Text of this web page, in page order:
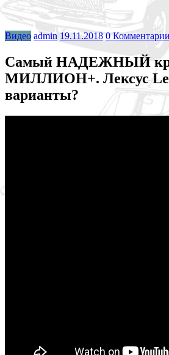
Видео admin 19.11.2018 0 Комментарии
Самый НАДЕЖНЫЙ
МИЛЛИОН+. Лексус
варианты?